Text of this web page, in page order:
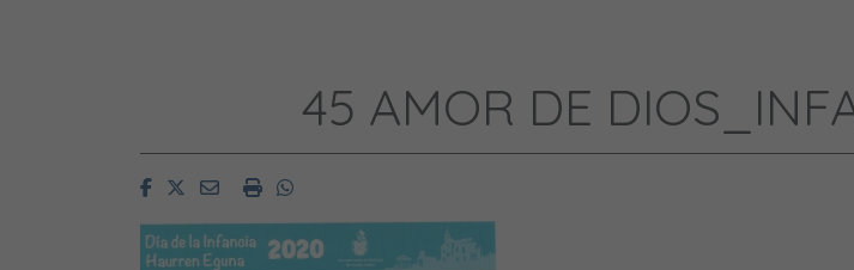
45 AMOR DE
FacebookTwitterEmailImprimirWhatsapp